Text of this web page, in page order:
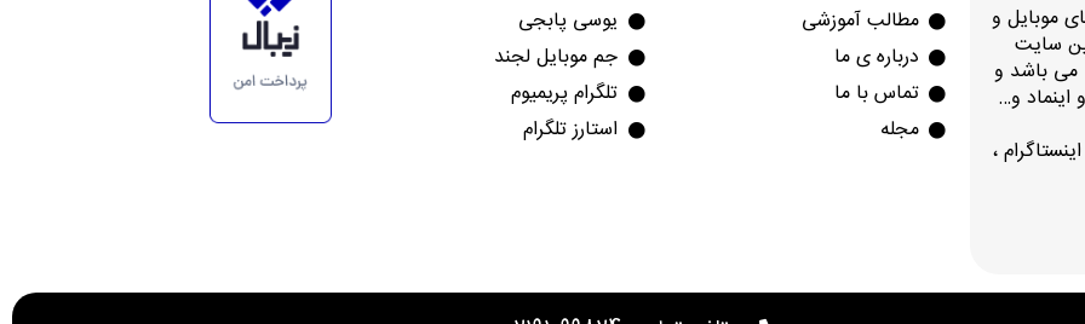
در حوزه بازی های موبایل و
سایت
در این مجموعه کمتر از 5 دقیقه می باشد و
و…
،
مطالب آموزشی
درباره ی ما
تماس با ما
مجله
یوسی پابجی
جم موبایل لجند
تلگرام پریمیوم
استارز تلگرام